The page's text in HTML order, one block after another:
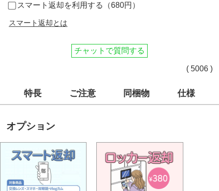
スマート返却を利用する（680円）
スマート返却とは
チャットで質問する
( 5006 )
特長 ご注意 同梱物 仕様
オプション